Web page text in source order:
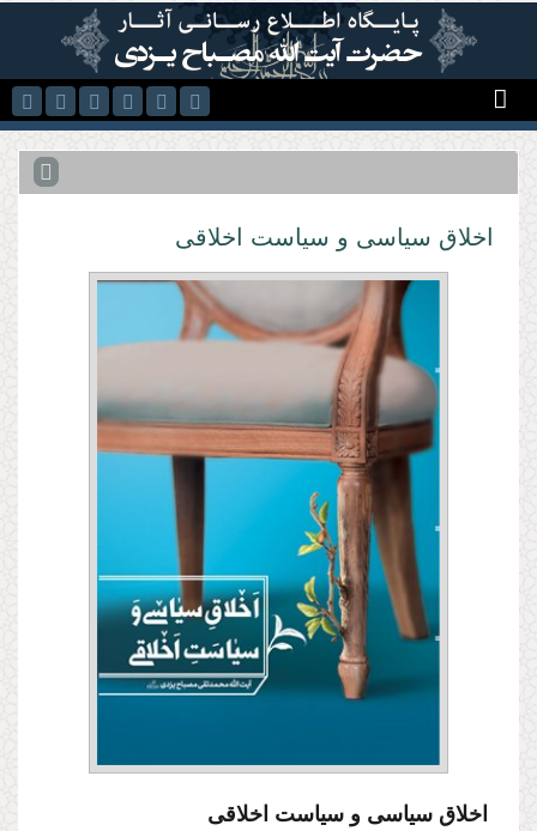
رفتن به محتوای اصلی
اخلاق سياسی و سياست اخلاقی
اخلاق سیاسی و سیاست اخلاقی